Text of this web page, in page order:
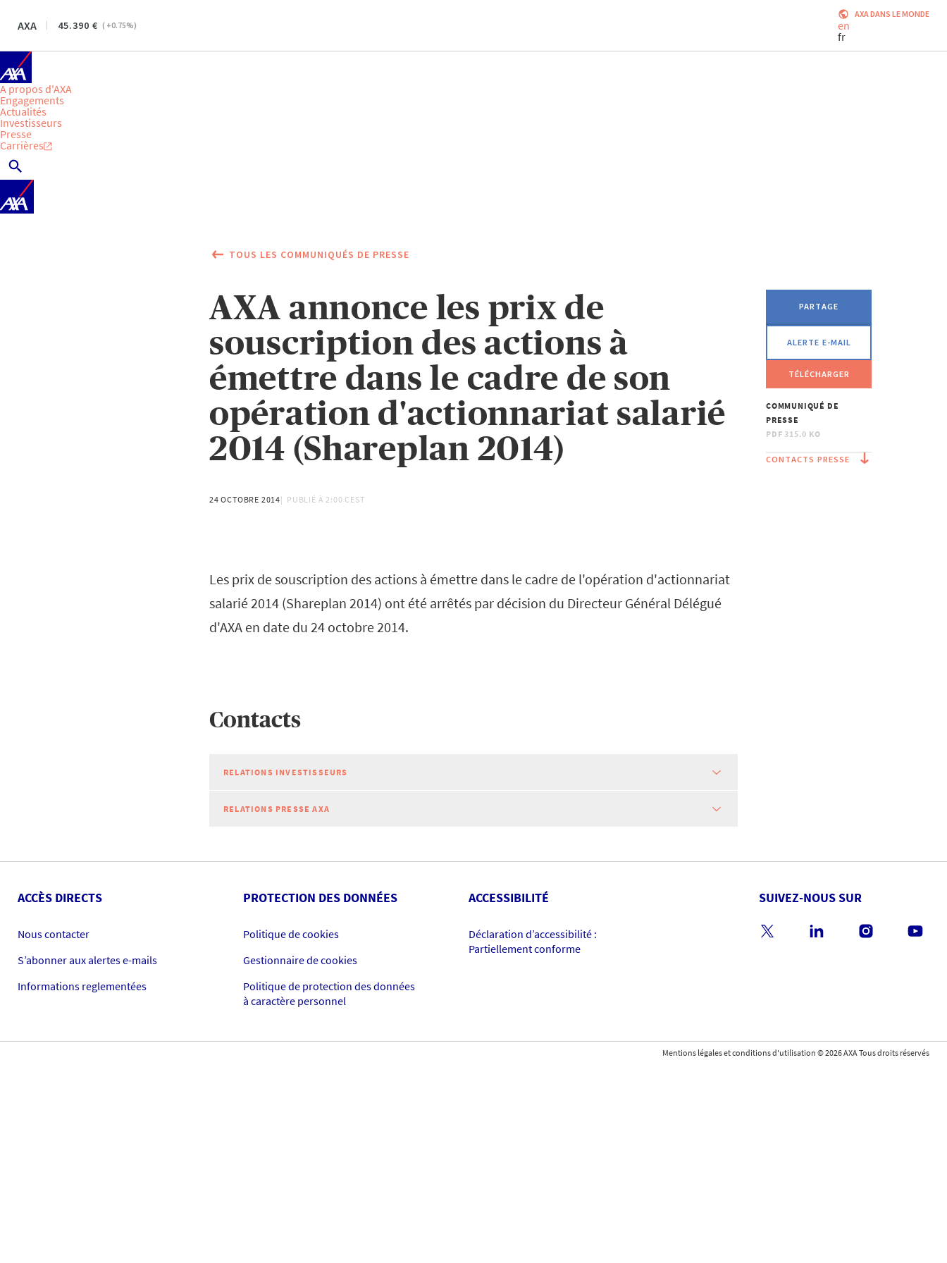
AXA 45.390 ( +0.75%)
AXA DANS LE MONDE
en
fr
A propos d'AXA
Engagements
Actualités
Investisseurs
Presse
Carrières
TOUS LES COMMUNIQUÉS DE PRESSE
AXA annonce les prix de
souscription des actions à
émettre dans le cadre de son
opération d'actionnariat salarié
2014 (Shareplan 2014)
PARTAGE
ALERTE E-MAIL
TÉLÉCHARGER
COMMUNIQUÉ DE
PRESSE
PDF 315.0 KO
CONTACTS PRESSE
24 OCTOBRE 2014 PUBLIÉ À 2:00 CEST
Les prix de souscription des actions à émettre dans le cadre de l'opération d'actionnariat
salarié 2014 (Shareplan 2014) ont été arrêtés par décision du Directeur Général Délégué
d'AXA en date du 24 octobre 2014.
Contacts
RELATIONS INVESTISSEURS
RELATIONS PRESSE AXA
ACCÈS DIRECTS
Nous contacter
S’abonner aux alertes e-mails
Informations reglementées
PROTECTION DES DONNÉES
Politique de cookies
Gestionnaire de cookies
Politique de protection des données
à caractère personnel
ACCESSIBILITÉ
Déclaration d’accessibilité :
Partiellement conforme
SUIVEZ-NOUS SUR
Mentions légales et conditions d'utilisation ©2026AXA Tous droits réservés